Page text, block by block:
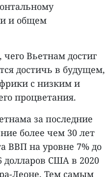
и общем
Вьетнам достиг
достичь в будущем,
с низким и
процветания.
за последние
более чем 30 лет
ВВП на уровне 7% до
долларов США в 2020
Леоне. Тем самым